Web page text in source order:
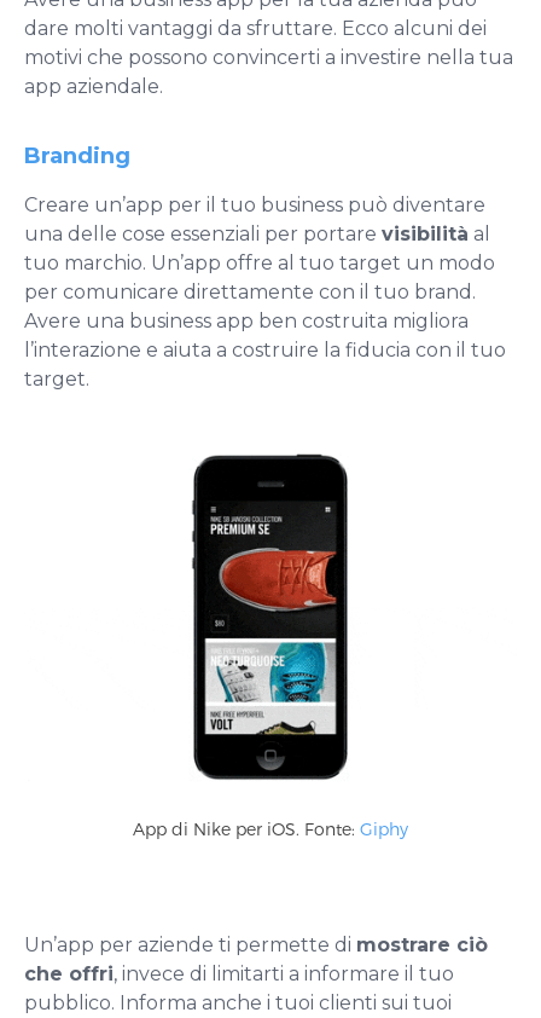
dare molti vantaggi da sfruttare. Ecco alcuni dei
motivi che possono convincerti a investire nella tua
app aziendale.
Branding
Creare un’app per il tuo business può diventare
una delle cose essenziali per portare visibilità al
tuo marchio. Un’app offre al tuo target un modo
per comunicare direttamente con il tuo brand.
Avere una business app ben costruita migliora
l’interazione e aiuta a costruire la fiducia con il tuo
target.
App di Nike per iOS. Fonte: Giphy
Un’app per aziende ti permette di mostrare ciò
che offri, invece di limitarti a informare il tuo
pubblico. Informa anche i tuoi clienti sui tuoi